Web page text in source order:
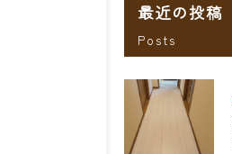
最近の投稿
Posts